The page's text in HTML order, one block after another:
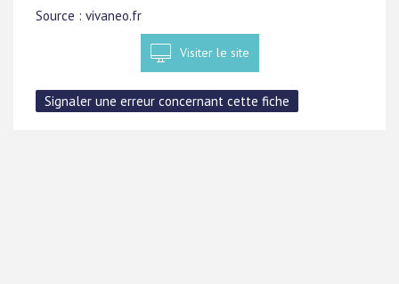
Source : vivaneo.fr
Visiter le site